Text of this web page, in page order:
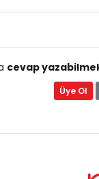
cevap
Üye Ol